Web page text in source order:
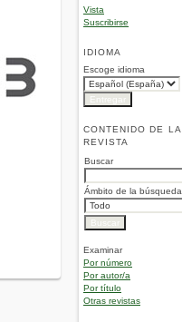
Vista
Suscribirse
IDIOMA
Escoge idioma
CONTENIDO DE LA
REVISTA
Buscar
Ámbito de la búsqueda
Examinar
Por número
Por autor/a
Por título
Otras revistas